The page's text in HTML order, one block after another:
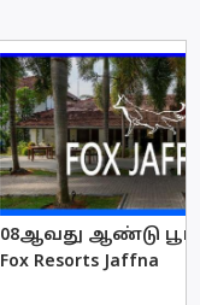
08ஆவது ஆண்டு
Fox Resorts Jaffna